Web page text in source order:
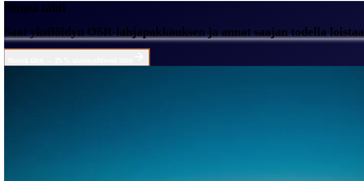
Nimeä tähti
Saat yksilöidyn OSR-lahjapakkauksen ja annat saajan todella loistaa